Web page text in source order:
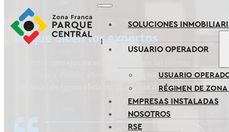
SOLUCIONES
USUARIO OPERADOR
USUARIO
RÉGIMEN DE
EMPRESAS INSTALADAS
NOSOTROS
RSE
Lo que dicen los expertos
tendencias y explora alternativas innovadoras para
optimizar de forma eficiente tu cadena de suministro.